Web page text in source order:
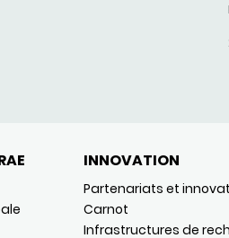
INNOVATION
Partenariats et
Carnot
Infrastructures de